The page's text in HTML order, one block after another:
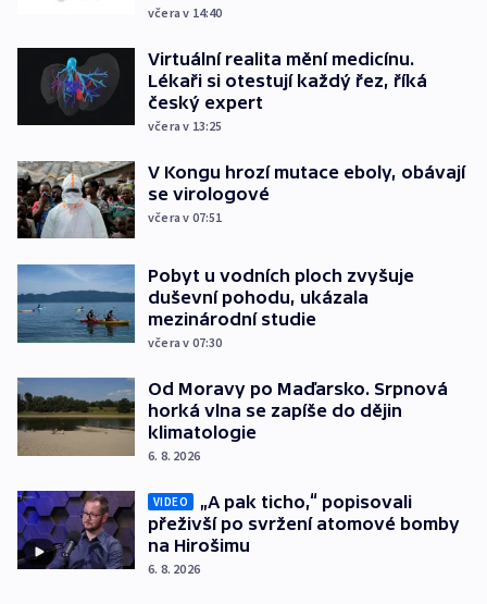
včera v 14:40
Virtuální realita mění medicínu.
Lékaři si otestují každý řez, říká
český expert
včera v 13:25
V Kongu hrozí mutace eboly, obávají
se virologové
včera v 07:51
Pobyt u vodních ploch zvyšuje
duševní pohodu, ukázala
mezinárodní studie
včera v 07:30
Od Moravy po Maďarsko. Srpnová
horká vlna se zapíše do dějin
klimatologie
6. 8. 2026
VIDEO
„A pak ticho,“ popisovali
přeživší po svržení atomové bomby
na Hirošimu
6. 8. 2026